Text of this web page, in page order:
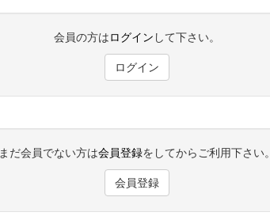
会員の方はログイン して下さい。
ログイン
まだ会員でない方は会員登録をしてからご利用下さい。
会員登録